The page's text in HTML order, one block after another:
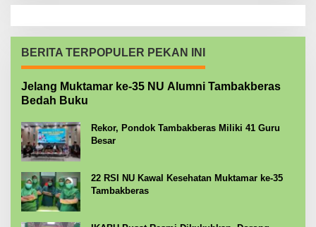
BERITA TERPOPULER PEKAN INI
Jelang Muktamar ke-35 NU Alumni Tambakberas
Bedah Buku
Rekor, Pondok Tambakberas Miliki 41 Guru
Besar
22 RSI NU Kawal Kesehatan Muktamar ke-35
Tambakberas